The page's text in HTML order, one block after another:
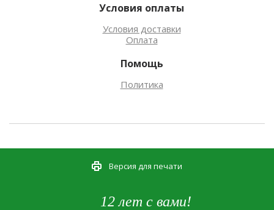
Условия оплаты
Условия доставки
Оплата
Помощь
Политика
12 лет с вами!
Версия для печати